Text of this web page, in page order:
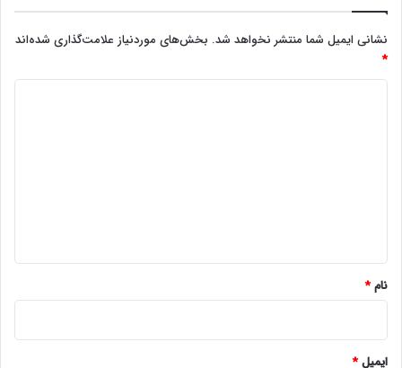
نشانی ایمیل شما منتشر نخواهد شد. بخش‌های موردنیاز علامت‌گذاری شده‌اند
*
نام*
ایمیل*